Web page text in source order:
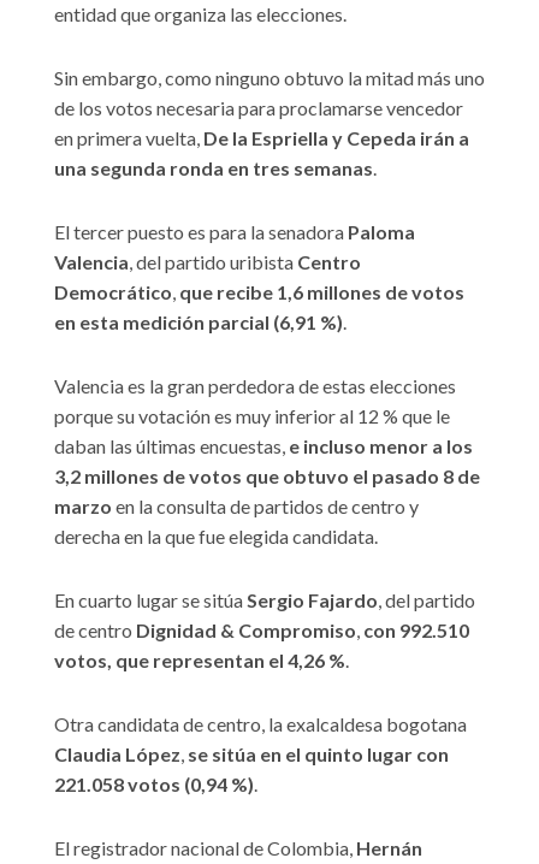
entidad que organiza las elecciones.
Sin embargo, como ninguno obtuvo la mitad más uno
de los votos necesaria para proclamarse vencedor
en primera vuelta, De la Espriella y Cepeda irán a
una segunda ronda en tres semanas
El tercer puesto es para la senadora Paloma
Valencia , del partido uribista Centro
Democrático que recibe 1,6 millones de votos
en esta medición parcial (6,91 %)
Valencia es la gran perdedora de estas elecciones
porque su votación es muy inferior al 12 % que le
daban las últimas encuestas, e incluso menor a los
3,2 millones de votos que obtuvo el pasado 8 de
marzo en la consulta de partidos de centro y
derecha en la que fue elegida candidata.
En cuarto lugar se sitúa Sergio Fajardo , del partido
de centro Dignidad & Compromiso con 992.510
votos, que representan el 4,26 %
Otra candidata de centro, la exalcaldesa bogotana
Claudia López se sitúa en el quinto lugar con
221.058 votos (0,94 %)
El registrador nacional de Colombia, Hernán